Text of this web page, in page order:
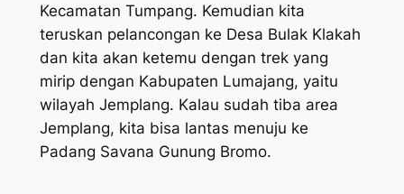
Kecamatan Tumpang. Kemudian kita
teruskan pelancongan ke Desa Bulak Klakah
dan kita akan ketemu dengan trek yang
mirip dengan Kabupaten Lumajang, yaitu
wilayah Jemplang. Kalau sudah tiba area
Jemplang, kita bisa lantas menuju ke
Padang Savana Gunung Bromo.